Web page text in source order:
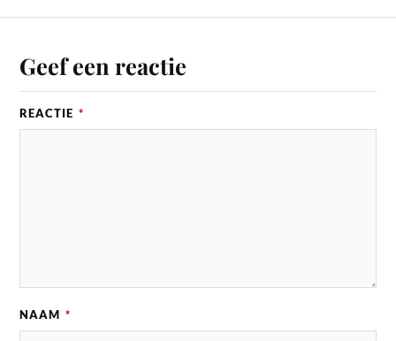
Geef een reactie
REACTIE *
NAAM *